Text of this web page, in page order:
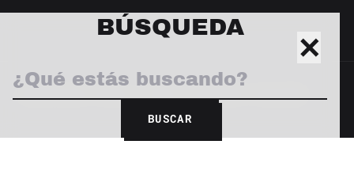
✕
BÚSQUEDA
BUSCAR